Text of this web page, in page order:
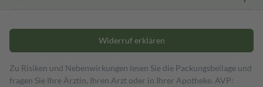
Widerruf erklären
Zu Risiken und Nebenwirkungen lesen Sie die Packungsbeilage und
fragen Sie Ihre Ärztin, Ihren Arzt oder in Ihrer Apotheke. AVP: